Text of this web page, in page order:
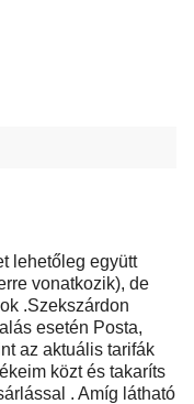
lehetőleg együtt
vonatkozik), de
.Szekszárdon
esetén Posta,
az aktuális tarifák
közt és takaríts
. Amíg látható